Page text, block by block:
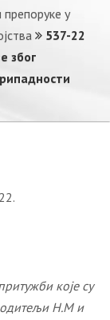
у
537-22
због
које су
Н.М и